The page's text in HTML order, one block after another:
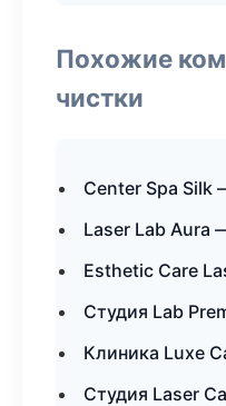
Похожие
чистки
Center Spa Silk
Laser Lab Aura
Esthetic Care
Студия Lab
Клиника Luxe
Студия Laser